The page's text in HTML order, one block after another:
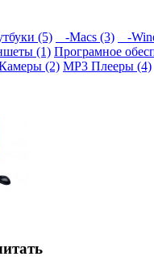
(5) -Macs (3)
-
(1) Програмное
(2) MP3 Плееры (4)